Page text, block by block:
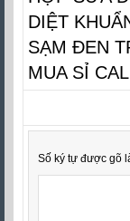
DIỆT
SẠM ĐEN
MUA SỈ
Số ký tự được gõ